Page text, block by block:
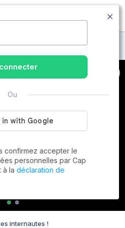
MENU
Dhuizon
internautes !
Ou
confirmez accepter le
personnelles par Cap
à la déclaration de